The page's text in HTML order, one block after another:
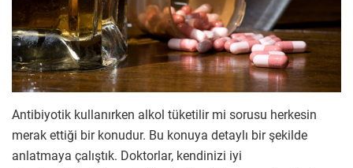
Antibiyotik kullanırken alkol tüketilir mi sorusu herkesin
merak ettiği bir konudur. Bu konuya detaylı bir şekilde
anlatmaya çalıştık. Doktorlar, kendinizi iyi